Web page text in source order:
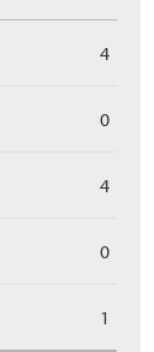
4
0
4
0
1